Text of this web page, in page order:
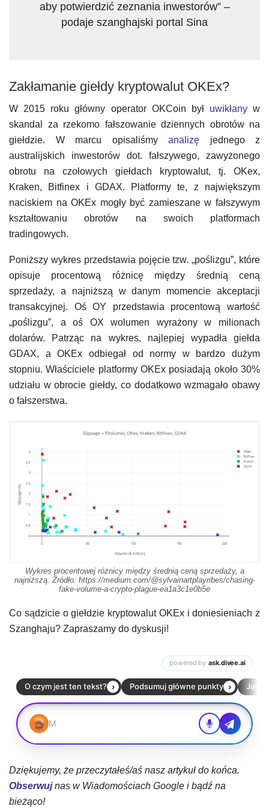
aby potwierdzić zeznania inwestorów” –
podaje szanghajski portal Sina
Zakłamanie giełdy kryptowalut OKEx?
W 2015 roku główny operator OKCoin był uwikłanyw
skandal za rzekomo fałszowanie dziennych obrotów na
giełdzie. W marcu opisaliśmy analizę jednego z
australijskich inwestorów dot. fałszywego, zawyżonego
obrotu na czołowych giełdach kryptowalut, tj. OKex,
Kraken, Bitfinex i GDAX. Platformy te, z największym
naciskiem na OKEx mogły być zamieszane w fałszywym
kształtowaniu obrotów na swoich platformach
tradingowych.
Poniższy wykres przedstawia pojęcie tzw. „poślizgu”, które
opisuje procentową różnicę między średnią ceną
sprzedaży, a najniższą w danym momencie akceptacji
transakcyjnej. Oś OY przedstawia procentową wartość
„poślizgu”, a oś OX wolumen wyrażony w milionach
dolarów. Patrząc na wykres, najlepiej wypadła giełda
GDAX, a OKEx odbiegał od normy w bardzo dużym
stopniu. Właściciele platformy OKEx posiadają około 30%
udziału w obrocie giełdy, co dodatkowo wzmagało obawy
o fałszerstwa.
Wykres procentowej różnicy między średnią ceną sprzedaży, a
najniższą. Źródło: https://medium.com/@sylvainartplayribes/chasing-
fake-volume-a-crypto-plague-ea1a3c1e0b5e
Co sądzicie o giełdzie kryptowalut OKEx i doniesieniach z
Szanghaju? Zapraszamy do dyskusji!
Dziękujemy, że przeczytałeś/aś nasz artykuł do końca.
Obserwujnas w Wiadomościach Google i bądź na
bieżąco!